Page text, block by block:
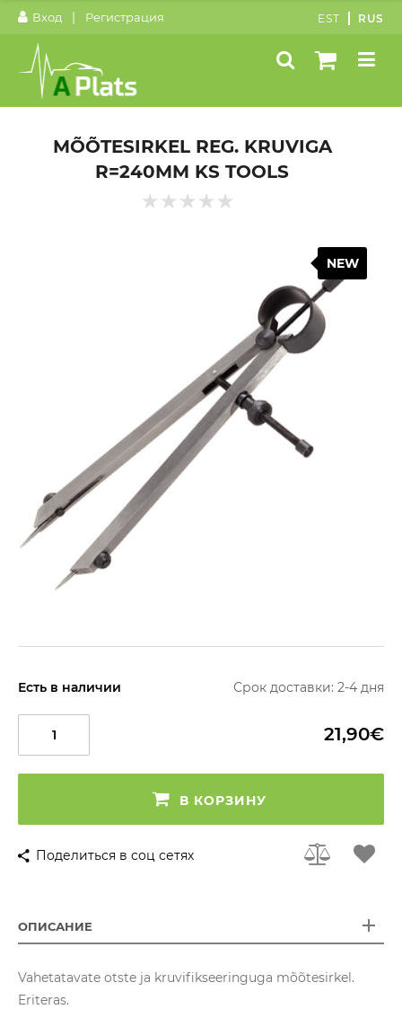
Вход | Регистрация EST RUS
MÕÕTESIRKEL REG. KRUVIGA
R=240MM KS TOOLS
NEW
Есть в наличии Срок доставки: 2-4 дня
21,90€
В КОРЗИНУ
Поделиться в соц сетях
ОПИСАНИЕ
Vahetatavate otste ja kruvifikseeringuga mõõtesirkel.
Eriteras.